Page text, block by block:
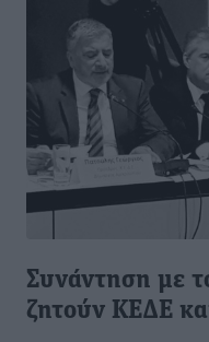
Συνάντηση με
ζητούν ΚΕΔΕ